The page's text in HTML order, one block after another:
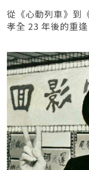
從《心動列車》到
孝全 23 年後的重逢